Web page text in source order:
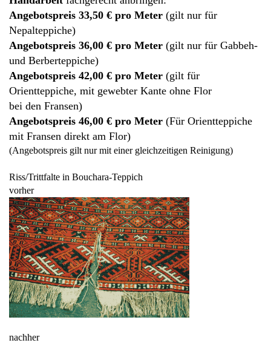
Angebotspreis 33,50 € pro Meter (gilt nur für
Nepalteppiche)
Angebotspreis 36,00 € pro Meter (gilt nur für Gabbeh-
und Berberteppiche)
Angebotspreis 42,00 € pro Meter (gilt für
Orientteppiche, mit gewebter Kante ohne Flor
bei den Fransen)
Angebotspreis 46,00 € pro Meter (Für Orientteppiche
mit Fransen direkt am Flor)
(Angebotspreis gilt nur mit einer gleichzeitigen Reinigung)
Riss/Trittfalte in Bouchara-Teppich
vorher
nachher